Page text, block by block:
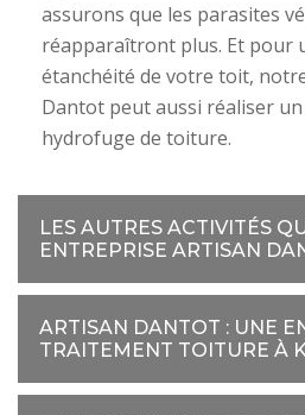
assurons que les parasites
réapparaîtront plus. Et pour
étanchéité de votre toit,
Dantot peut aussi réaliser
hydrofuge de toiture.
LES AUTRES ACTIVITÉS
ENTREPRISE ARTISAN
ARTISAN DANTOT : UNE
TRAITEMENT TOITURE À